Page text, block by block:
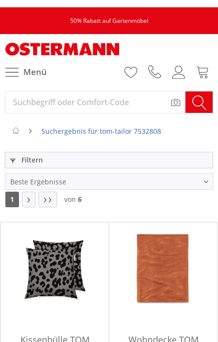
50% Rabatt auf Gartenmöbel
Menü
Suchergebnis für tom-tailor 753280804545
Filtern
1 von 6
Kissenhülle TOM
Wohndecke TOM